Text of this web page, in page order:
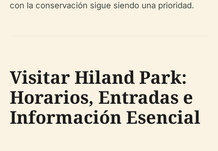
con la conservación sigue siendo una prioridad.
Visitar Hiland Park:
Horarios, Entradas e
Información Esencial